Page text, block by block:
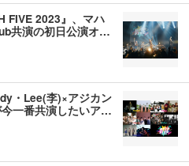
FIVE 2023』、マハ
共演の初日公演オ…
・Lee(李)×アジカン
一番共演したいア…